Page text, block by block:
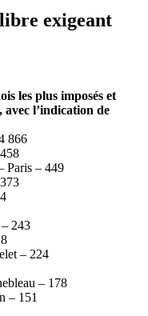
exigeant
les plus imposés et
avec l’indication de
866
– 449
243
– 224
– 178
– 151